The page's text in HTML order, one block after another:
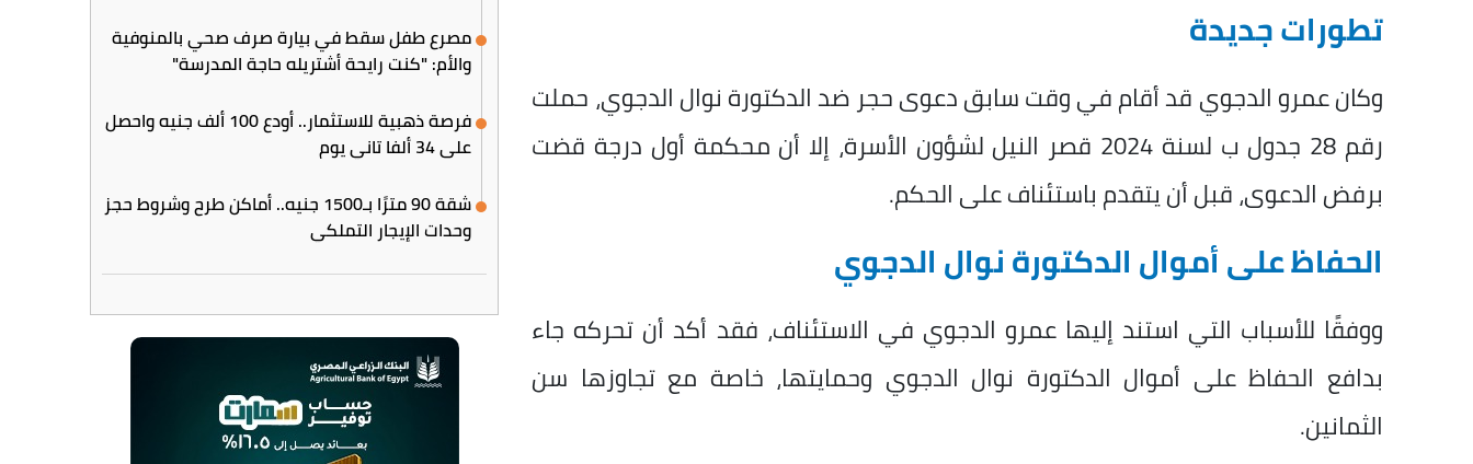
تطورات جديدة
وكان عمرو الدجوي قد أقام في وقت سابق دعوى حجر ضد الدكتورة نوال الدجوي، حملت
رقم 28 جدول ب لسنة 2024 قصر النيل لشؤون الأسرة، إلا أن محكمة أول درجة قضت
برفض الدعوى، قبل أن يتقدم باستئناف على الحكم.
الحفاظ على أموال الدكتورة نوال الدجوي
ووفقًا للأسباب التي استند إليها عمرو الدجوي في الاستئناف، فقد أكد أن تحركه جاء
بدافع الحفاظ على أموال الدكتورة نوال الدجوي وحمايتها، خاصة مع تجاوزها سن
الثمانين.
مصرع طفل سقط في بيارة صرف صحي بالمنوفية
والأم: "كنت رايحة أشتريله حاجة المدرسة"
فرصة ذهبية للاستثمار.. أودع 100 ألف جنيه واحصل
على 34 ألفا تاني يوم
شقة 90 مترًا بـ1500 جنيه.. أماكن طرح وشروط حجز
وحدات الإيجار التملكي